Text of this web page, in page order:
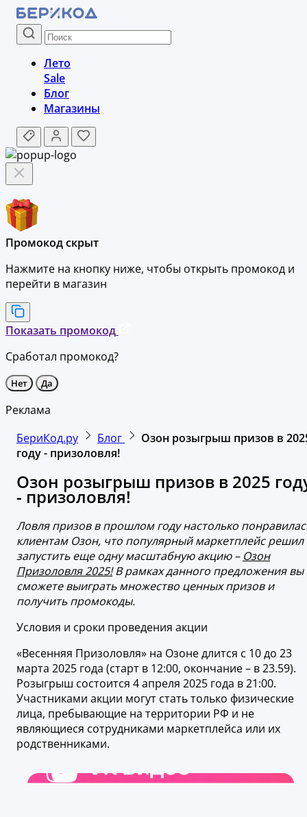
Лето
Sale
Блог
Магазины
Промокод скрыт
Нажмите на кнопку ниже, чтобы открыть промокод и
перейти в магазин
Показать промокод
Сработал промокод?
Нет Да
Реклама
БериКод.ру
Блог
Озон розыгрыш призов в
году - призоловля!
Озон розыгрыш призов в 2025
- призоловля!
Ловля призов в прошлом году настолько
клиентам Озон, что популярный маркетплейс решил
запустить еще одну масштабную акцию – Озон
Призоловля 2025!В рамках данного предложения вы
сможете выиграть множество ценных призов и
получить промокоды.
Условия и сроки проведения акции
«Весенняя Призоловля» на Озоне длится с 10 до 23
марта 2025 года (старт в 12:00, окончание – в 23.59).
Розыгрыш состоится 4 апреля 2025 года в 21:00.
Участниками акции могут стать только физические
лица, пребывающие на территории РФ и не
являющиеся сотрудниками маркетплейса или их
родственниками.